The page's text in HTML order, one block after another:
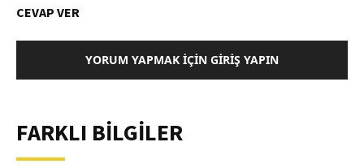
CEVAP VER
YORUM YAPMAK İÇIN GIRIŞ YAPIN
FARKLI BİLGİLER